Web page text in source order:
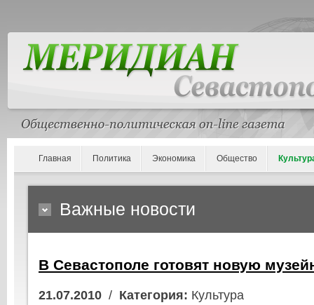
Главная Политика Экономика Общество
Важные новости
В Севастополе готовят новую
21.07.2010 / Категория: Культура